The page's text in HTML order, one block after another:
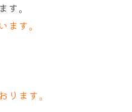
。
す。
ります。